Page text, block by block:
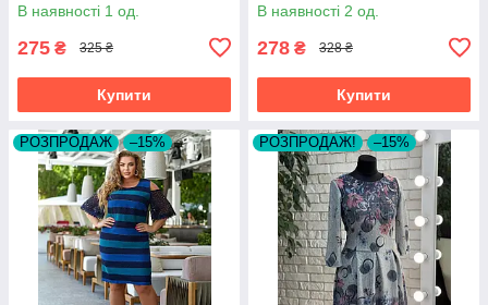
В наявності 1 од.
275 ₴ 325 ₴
Купити
В наявності 2 од.
278 ₴ 328 ₴
Купити
РОЗПРОДАЖ –15% РОЗПРОДАЖ! –15%